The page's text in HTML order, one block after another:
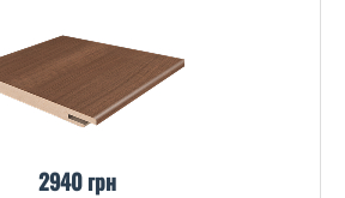
2940 грн